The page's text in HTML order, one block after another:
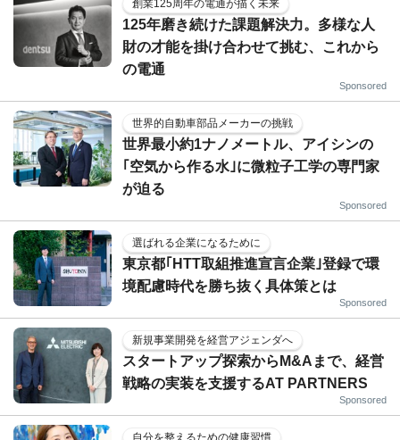
創業125周年の電通が描く未来
125年磨き続けた課題解決力。多様な人
財の才能を掛け合わせて挑む、これから
の電通
Sponsored
世界的自動車部品メーカーの挑戦
世界最小約1ナノメートル、アイシンの
｢空気から作る水｣に微粒子工学の専門家
が迫る
Sponsored
選ばれる企業になるために
東京都｢HTT取組推進宣言企業｣登録で環
境配慮時代を勝ち抜く具体策とは
Sponsored
新規事業開発を経営アジェンダへ
スタートアップ探索からM&Aまで、経営
戦略の実装を支援するAT PARTNERS
Sponsored
自分を整えるための健康習慣